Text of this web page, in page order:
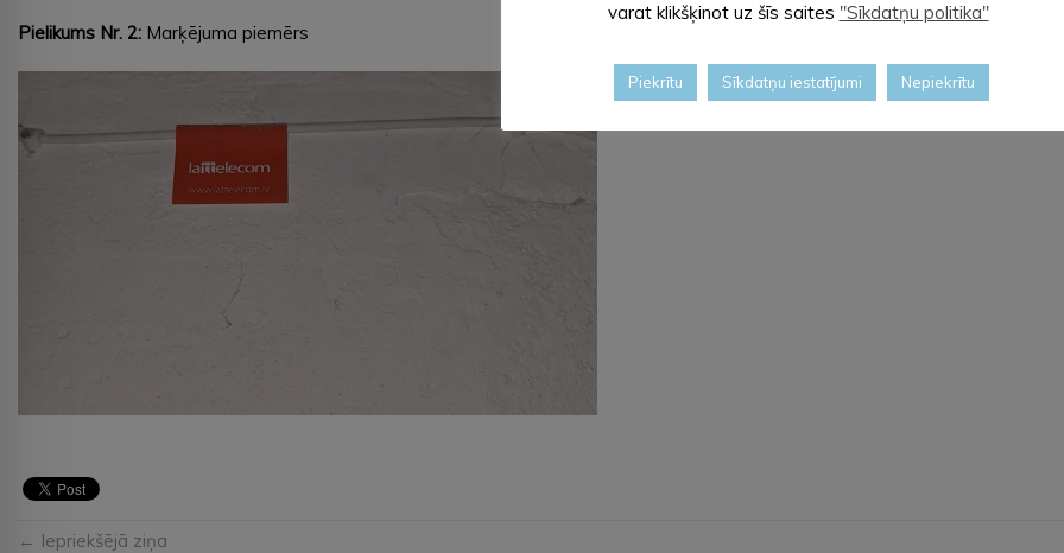
Pielikums Nr. 2: Marķējuma piemērs
← Iepriekšējā ziņa
varat klikšķinot uz šīs saites "Sīkdatņu politika"
Piekrītu Sīkdatņu iestatījumi Nepiekrītu